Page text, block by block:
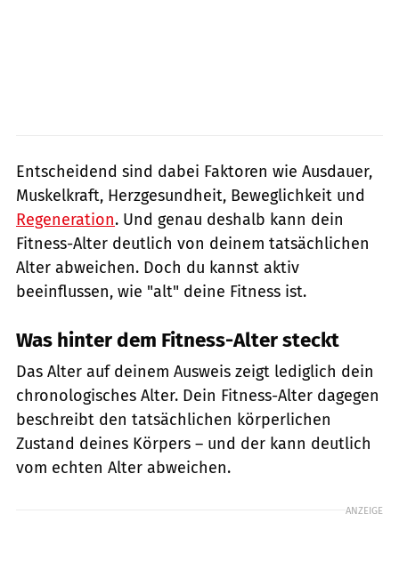
Entscheidend sind dabei Faktoren wie Ausdauer,
Muskelkraft, Herzgesundheit, Beweglichkeit und
Regeneration. Und genau deshalb kann dein
Fitness-Alter deutlich von deinem tatsächlichen
Alter abweichen. Doch du kannst aktiv
beeinflussen, wie "alt" deine Fitness ist.
Was hinter dem Fitness-Alter steckt
Das Alter auf deinem Ausweis zeigt lediglich dein
chronologisches Alter. Dein Fitness-Alter dagegen
beschreibt den tatsächlichen körperlichen
Zustand deines Körpers – und der kann deutlich
vom echten Alter abweichen.
ANZEIGE